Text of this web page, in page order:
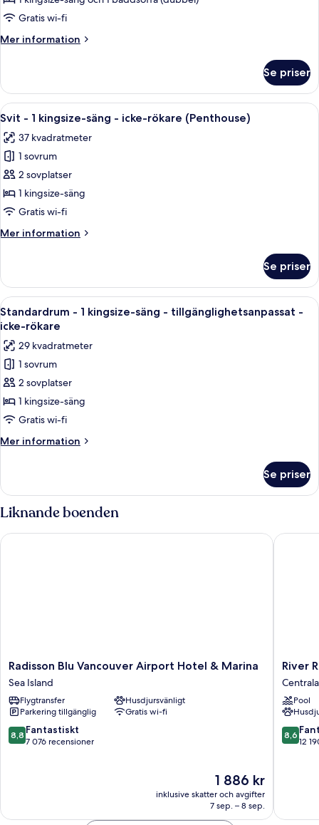
sovrum
-
tillgänglighetsanpassat
personer
med
begränsad
rörlighet
-
icke-
rökare
Gratis wi-fi
Mer information
Mer
-
sovrum
tillgänglighetsanpassat
för
med
begränsad
rörlighet
icke-
Se priser
Öppna
alla
foton
för
Svit
-
1
säng
rökare
(Penthouse)
Ett hotellrum med en platt-TV, en
5
Svit - 1 kingsize-säng - icke-rökare (Penthouse)
37 kvadratmeter
1 sovrum
2 sovplatser
1 kingsize-säng
Gratis wi-fi
Mer information
Mer
-
kingsize-
säng
icke-
rökare
(Penthouse)
Se priser
Öppna
alla
foton
för
Standardrum
-
1
kingsize-
säng
-
-
icke-
rökare
Ett hotellrum med en stor säng, två
6
Standardrum - 1 kingsize-säng - tillgänglighetsanpassat -
icke-rökare
29 kvadratmeter
1 sovrum
2 sovplatser
1 kingsize-säng
Gratis wi-fi
Mer information
Mer
-
kingsize-
-
Se priser
Liknande boenden
Radisson
Blu
Vancouver
Airport
Hotel
&
Marina
Radisson Blu Vancouver Airport Hotel & Marina
Sea Island
Flygtransfer
Husdjursvänligt
Parkering tillgänglig
Gratis wi-fi
8.8
av
8,8 Fantastiskt
7 076 recensioner
Priset
är
1 886 kr
1 886 kr
inklusive skatter och avgifter
7 sep. – 8 sep.
Radisson Blu Vancouver Airport Hotel & Marina
River
Rock
Casino
Resort
Centrala
River
Pool
8.6
av
8,6
12
River